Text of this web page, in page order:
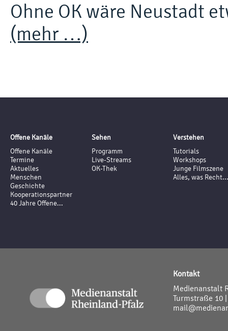
Ohne OK wäre Neustadt
(mehr …)
Offene Kanäle
Offene Kanäle
Termine
Aktuelles
Menschen
Geschichte
Kooperationspartner
40 Jahre Offene...
Sehen
Programm
Live-Streams
OK-Thek
Verstehen
Tutorials
Workshops
Junge Filmszene
Alles, was Recht...
Kontakt
Medienanstalt
Turmstraße 10